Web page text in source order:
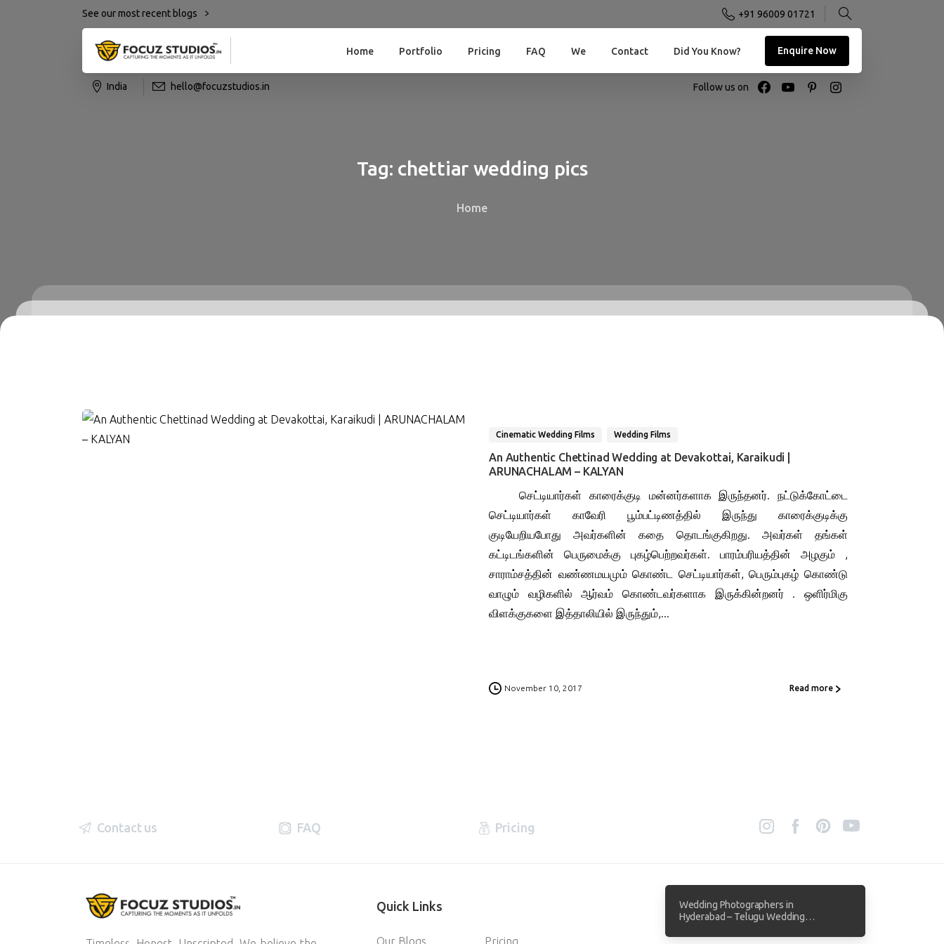
See our most recent blogs +91 96009 01721
Home Portfolio Pricing FAQ We Contact Did You Know? Enquire Now
India hello@focuzstudios.in Follow us on
Tag: chettiar wedding pics
Home
Cinematic Wedding Films Wedding Films
An Authentic Chettinad Wedding at Devakottai, Karaikudi |
ARUNACHALAM – KALYAN
செட்டியார்கள் காரைக்குடி மன்னர்களாக இருந்தனர். நட்டுக்கோட்டை
செட்டியார்கள் காவேரி பூம்பட்டிணத்தில் இருந்து காரைக்குடிக்கு
குடியேறியபோது அவர்களின் கதை தொடங்குகிறது. அவர்கள் தங்கள்
கட்டிடங்களின் பெருமைக்கு புகழ்பெற்றவர்கள். பாரம்பரியத்தின் அழகும் ,
சாராம்சத்தின் வண்ணமயமும் கொண்ட செட்டியார்கள், பெரும்புகழ் கொண்டு
வாழும் வழிகளில் ஆர்வம் கொண்டவர்களாக இருக்கின்றனர் . ஒளிர்மிகு
விளக்குகளை இத்தாலியில் இருந்தும்,...
November 10, 2017 Read more
Contact us FAQ Pricing
Quick Links
Our Blogs Pricing
Wedding Photographers in
Hyderabad – Telugu Wedding